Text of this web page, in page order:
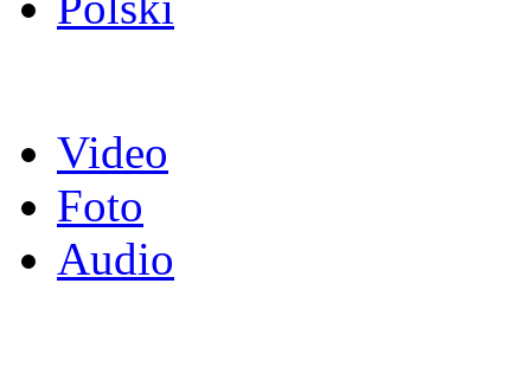
Video
Foto
Audio